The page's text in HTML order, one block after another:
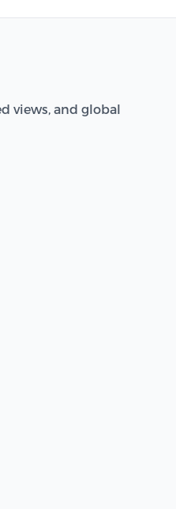
views, and global